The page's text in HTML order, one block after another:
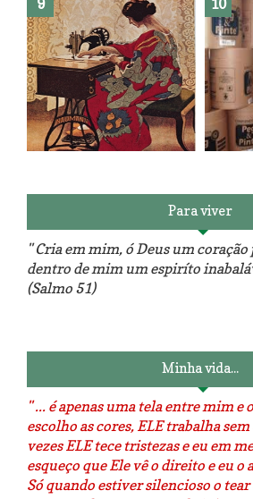
Reforma do sofá, agora é em
patchwork!
The
Para viver
" Cria em mim, ó Deus um
dentro de mim um espiríto
(Salmo 51)
Minha vida...
" ... é apenas uma tela entre mim e
escolho as cores, ELE trabalha
vezes ELE tece tristezas e eu em
esqueço que Ele vê o direito e eu o
Só quando estiver silencioso o tear